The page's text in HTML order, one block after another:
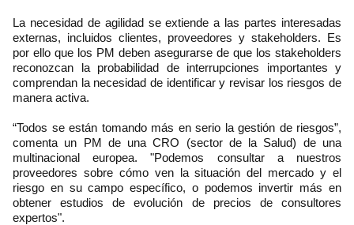
La necesidad de agilidad se extiende a las partes interesadas
externas, incluidos clientes, proveedores y stakeholders. Es
por ello que los PM deben asegurarse de que los stakeholders
reconozcan la probabilidad de interrupciones importantes y
comprendan la necesidad de identificar y revisar los riesgos de
manera activa.
“Todos se están tomando más en serio la gestión de riesgos”,
comenta un PM de una CRO (sector de la Salud) de una
multinacional europea. "Podemos consultar a nuestros
proveedores sobre cómo ven la situación del mercado y el
riesgo en su campo específico, o podemos invertir más en
obtener estudios de evolución de precios de consultores
expertos".